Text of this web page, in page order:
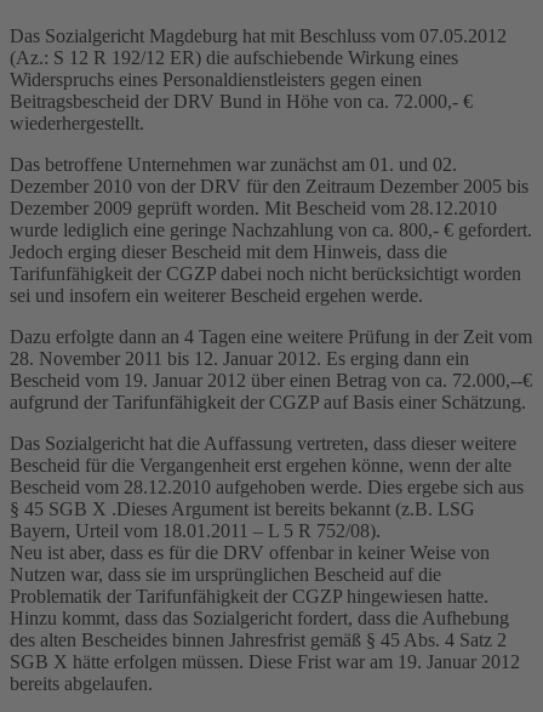
Das Sozialgericht Magdeburg hat mit Beschluss vom 07.05.2012
(Az.: S 12 R 192/12 ER) die aufschiebende Wirkung eines
Widerspruchs eines Personaldienstleisters gegen einen
Beitragsbescheid der DRV Bund in Höhe von ca. 72.000,- €
wiederhergestellt.
Das betroffene Unternehmen war zunächst am 01. und 02.
Dezember 2010 von der DRV für den Zeitraum Dezember 2005 bis
Dezember 2009 geprüft worden. Mit Bescheid vom 28.12.2010
wurde lediglich eine geringe Nachzahlung von ca. 800,- € gefordert.
Jedoch erging dieser Bescheid mit dem Hinweis, dass die
Tarifunfähigkeit der CGZP dabei noch nicht berücksichtigt worden
sei und insofern ein weiterer Bescheid ergehen werde.
Dazu erfolgte dann an 4 Tagen eine weitere Prüfung in der Zeit vom
28. November 2011 bis 12. Januar 2012. Es erging dann ein
Bescheid vom 19. Januar 2012 über einen Betrag von ca. 72.000,--€
aufgrund der Tarifunfähigkeit der CGZP auf Basis einer Schätzung.
Das Sozialgericht hat die Auffassung vertreten, dass dieser weitere
Bescheid für die Vergangenheit erst ergehen könne, wenn der alte
Bescheid vom 28.12.2010 aufgehoben werde. Dies ergebe sich aus
§ 45 SGB X .Dieses Argument ist bereits bekannt (z.B. LSG
Bayern, Urteil vom 18.01.2011 – L 5 R 752/08).
Neu ist aber, dass es für die DRV offenbar in keiner Weise von
Nutzen war, dass sie im ursprünglichen Bescheid auf die
Problematik der Tarifunfähigkeit der CGZP hingewiesen hatte.
Hinzu kommt, dass das Sozialgericht fordert, dass die Aufhebung
des alten Bescheides binnen Jahresfrist gemäß § 45 Abs. 4 Satz 2
SGB X hätte erfolgen müssen. Diese Frist war am 19. Januar 2012
bereits abgelaufen.